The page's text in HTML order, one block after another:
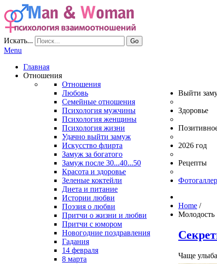
Искать... Go
Menu
Главная
Отношения
Отношения
Любовь
Семейные отношения
Психология мужчины
Психология женщины
Психология жизни
Выйти
Удачно выйти замуж
Искусство флирта
Замуж за богатого
Замуж после 30...40...50
Здоровье
Красота и здоровье
Зеленые коктейли
Диета и питание
Истории любви
Поэзия о любви
Притчи о жизни и любви
Притчи с юмором
2026 год
Новогодние поздравления
Гадания
14 февраля
8 марта
Рецепты
Home /
Молодость
Чаще